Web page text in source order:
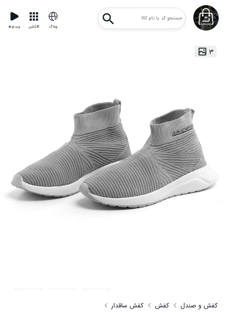
ویدئوها کالکشن وبلاگ
۳
کفش و صندل کفش کفش ساقدار